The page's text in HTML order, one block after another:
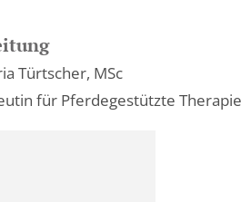
Türtscher, MSc
für Pferdegestützte